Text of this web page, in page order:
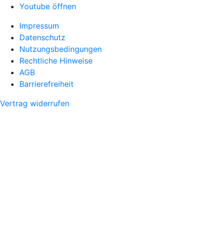
Youtube öffnen
Impressum
Datenschutz
Nutzungsbedingungen
Rechtliche Hinweise
AGB
Barrierefreiheit
Vertrag widerrufen